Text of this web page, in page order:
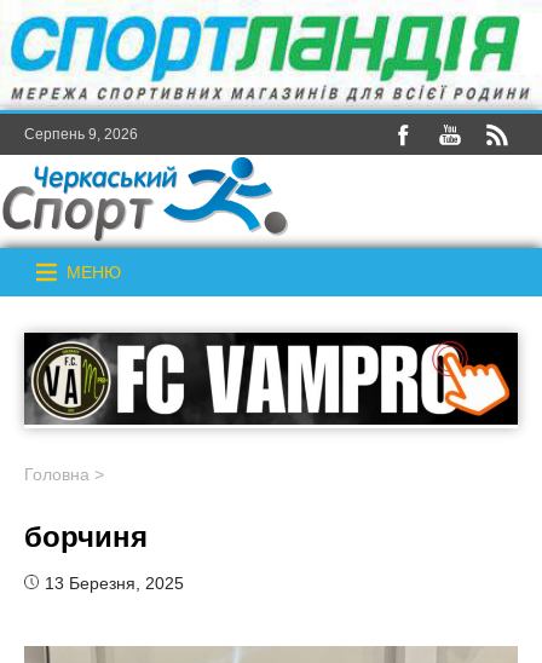
Серпень 9, 2026
МЕНЮ
Головна >
борчиня
13 Березня, 2025